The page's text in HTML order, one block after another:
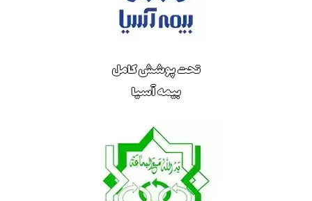
تحت پوشش کامل
بیمه آسیا